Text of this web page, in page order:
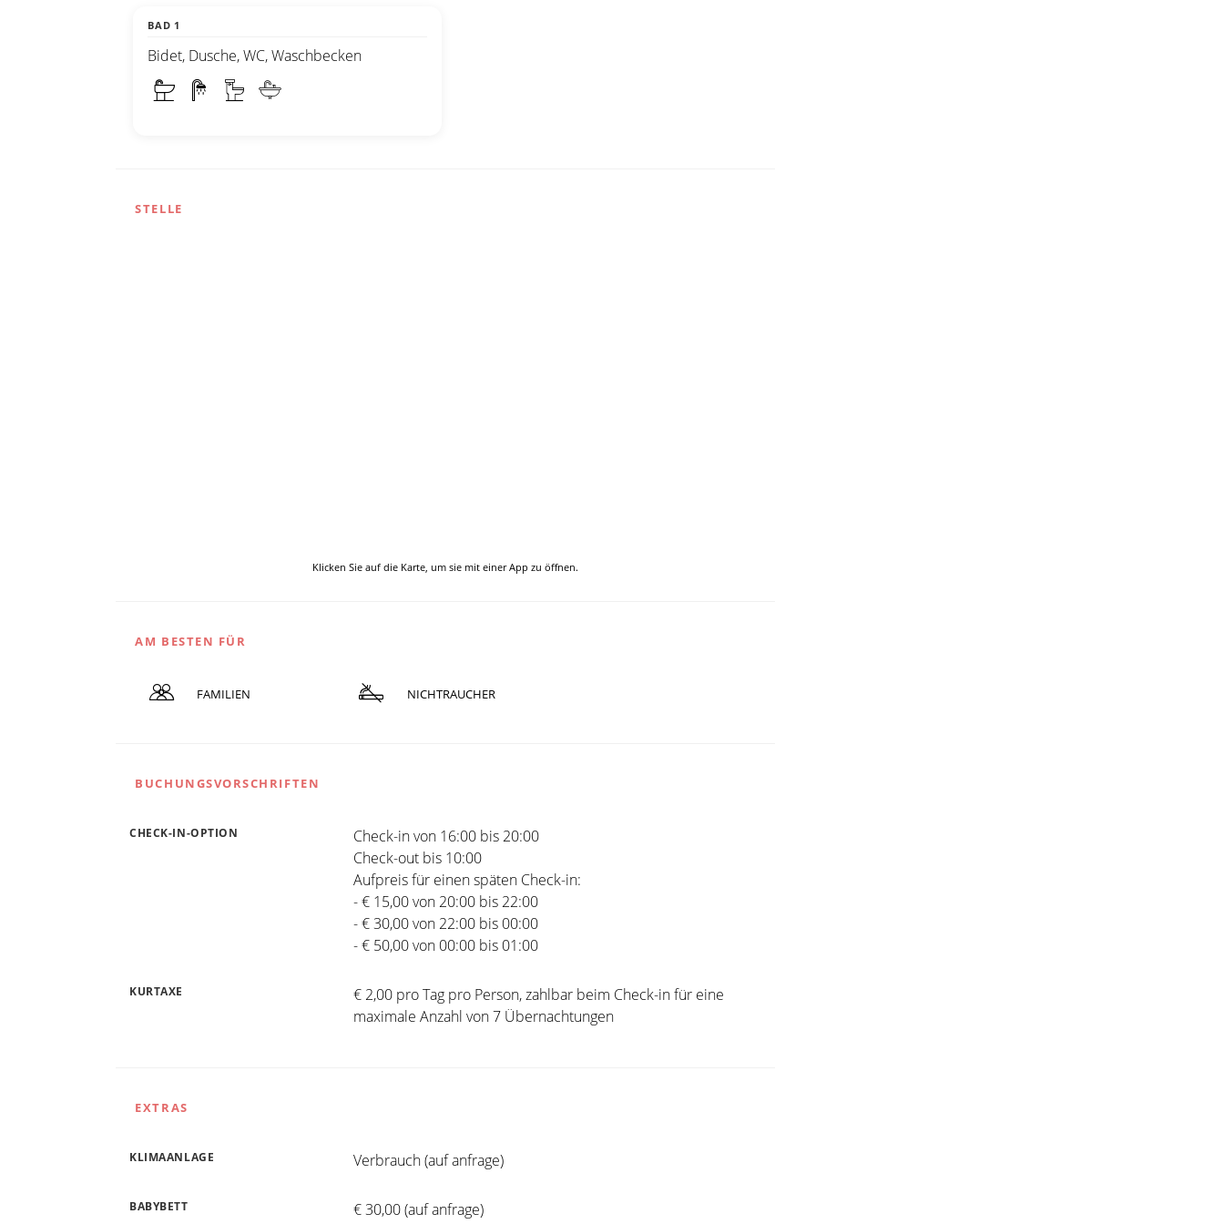
BAD 1
Bidet, Dusche, WC, Waschbecken
STELLE
Klicken Sie auf die Karte, um sie mit einer App zu öffnen.
AM BESTEN FÜR
FAMILIEN NICHTRAUCHER
BUCHUNGSVORSCHRIFTEN
CHECK-IN-OPTION
Check-in von 16:00 bis 20:00
Check-out bis 10:00
Aufpreis für einen späten Check-in:
- € 15,00 von 20:00 bis 22:00
- € 30,00 von 22:00 bis 00:00
- € 50,00 von 00:00 bis 01:00
KURTAXE
€ 2,00 pro Tag pro Person, zahlbar beim Check-in für eine
maximale Anzahl von 7 Übernachtungen
EXTRAS
KLIMAANLAGE Verbrauch (auf anfrage)
BABYBETT € 30,00 (auf anfrage)